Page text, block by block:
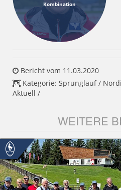
Kombination
Bericht vom 11.03.2020
Kategorie: Sprunglauf /
Aktuell /
WEITERE